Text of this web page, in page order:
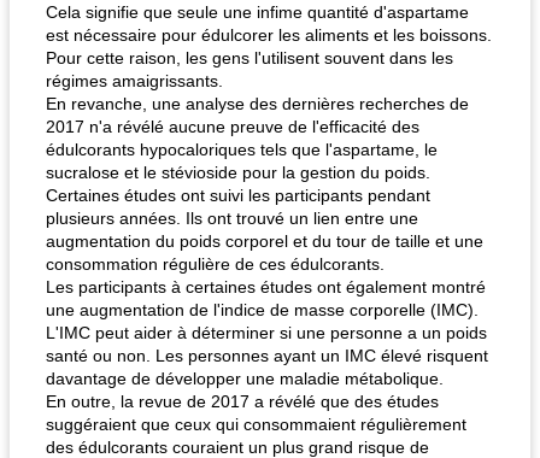
fiesta tostadas le méga's jopp joes
Cela signifie que seule une infime quantité d'aspartame
est nécessaire pour édulcorer les aliments et les boissons.
Pour cette raison, les gens l'utilisent souvent dans les
régimes amaigrissants.
En revanche, une analyse des dernières recherches de
2017 n'a révélé aucune preuve de l'efficacité des
édulcorants hypocaloriques tels que l'aspartame, le
sucralose et le stévioside pour la gestion du poids.
Certaines études ont suivi les participants pendant
plusieurs années. Ils ont trouvé un lien entre une
augmentation du poids corporel et du tour de taille et une
consommation régulière de ces édulcorants.
Les participants à certaines études ont également montré
une augmentation de l'indice de masse corporelle (IMC).
L'IMC peut aider à déterminer si une personne a un poids
santé ou non. Les personnes ayant un IMC élevé risquent
davantage de développer une maladie métabolique.
En outre, la revue de 2017 a révélé que des études
suggéraient que ceux qui consommaient régulièrement
des édulcorants couraient un plus grand risque de